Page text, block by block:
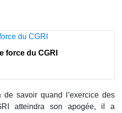
force du CGRI
savoir quand l’exercice des
atteindra son apogée, il a